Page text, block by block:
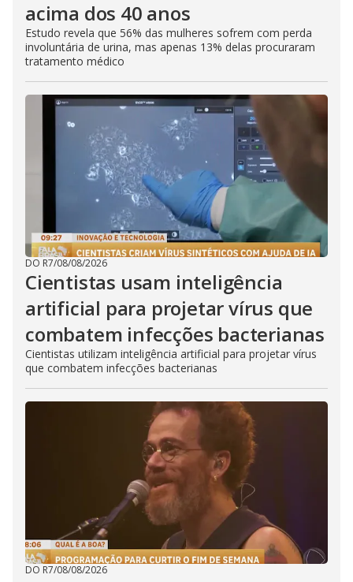
acima dos 40 anos
Estudo revela que 56% das mulheres sofrem com perda
involuntária de urina, mas apenas 13% delas procuraram
tratamento médico
DO R7/08/08/2026
Cientistas usam inteligência
artificial para projetar vírus que
combatem infecções bacterianas
Cientistas utilizam inteligência artificial para projetar vírus
que combatem infecções bacterianas
DO R7/08/08/2026